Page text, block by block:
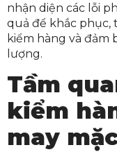
nhận diện các lỗi
quả để khắc phục,
kiểm hàng và đảm
lượng.
Tầm
kiểm
may